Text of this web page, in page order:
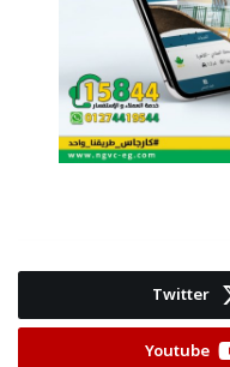
Twitter
Youtube